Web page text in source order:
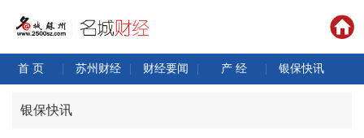
首 页 | 苏州财经 | 财经要闻 | 产 经 | 银保快讯
银保快讯